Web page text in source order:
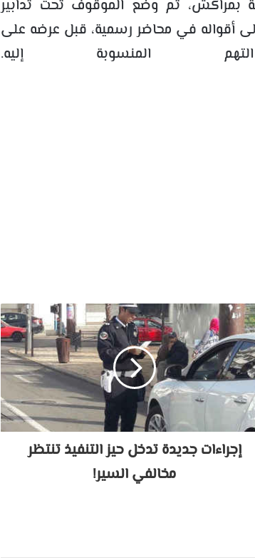
بمراكش، تم وضع الموقوف تحت تدابير
أقواله في محاضر رسمية، قبل عرضه على
المنسوبة إليه.
إجراءات جديدة تدخل حيز التنفيذ تنتظر
مخالفي السير!